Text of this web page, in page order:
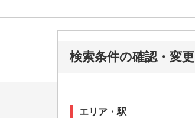
検索条件の確認・変更
エリア・駅